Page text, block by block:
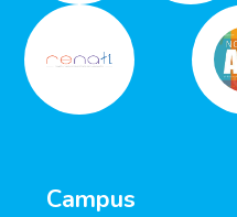
Campus